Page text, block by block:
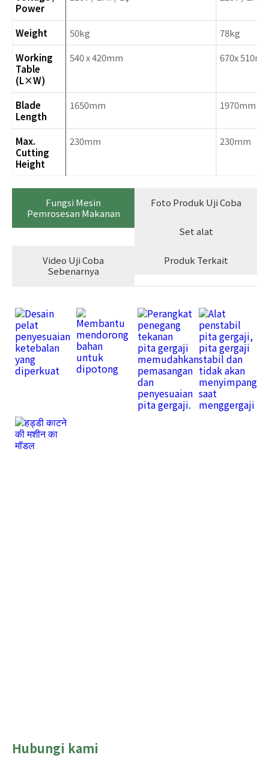
Power
Weight
Working
Table
(L×W)
Blade
Length
Max.
Cutting
Height
50kg
540 x 420mm
1650mm
230mm
78kg
670x
1970mm
230mm
Fungsi Mesin
Pemrosesan Makanan
Foto Produk Uji Coba
Set alat
Video Uji Coba
Sebenarnya
Produk Terkait
Hubungi kami